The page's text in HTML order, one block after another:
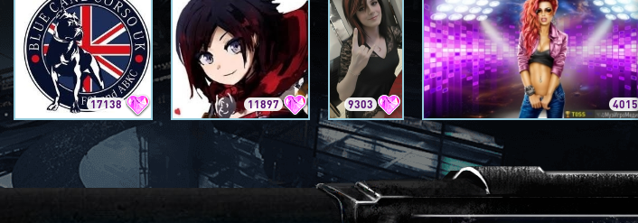
17138 11897 9303 4015